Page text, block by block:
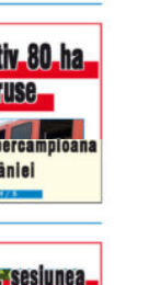
12.00